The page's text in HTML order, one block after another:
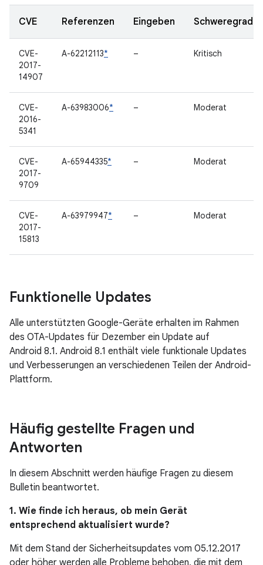
CVE Referenzen Eingeben Schweregrad
CVE-
2017-
14907
A-62212113* – Kritisch
CVE-
2016-
5341
A-63983006* – Moderat
CVE-
2017-
9709
A-65944335* – Moderat
CVE-
2017-
15813
A-63979947* – Moderat
Funktionelle Updates
Alle unterstützten Google-Geräte erhalten im Rahmen
des OTA-Updates für Dezember ein Update auf
Android 8.1. Android 8.1 enthält viele funktionale Updates
und Verbesserungen an verschiedenen Teilen der Android-
Plattform.
Häufig gestellte Fragen und
Antworten
In diesem Abschnitt werden häufige Fragen zu diesem
Bulletin beantwortet.
1. Wie finde ich heraus, ob mein Gerät
entsprechend aktualisiert wurde?
Mit dem Stand der Sicherheitsupdates vom 05.12.2017
oder höher werden alle Probleme behoben, die mit dem